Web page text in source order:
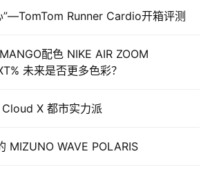
”—TomTom Runner Cardio开箱评测
配色 NIKE AIR ZOOM
未来是否更多色彩？
X 都市实力派
MIZUNO WAVE POLARIS